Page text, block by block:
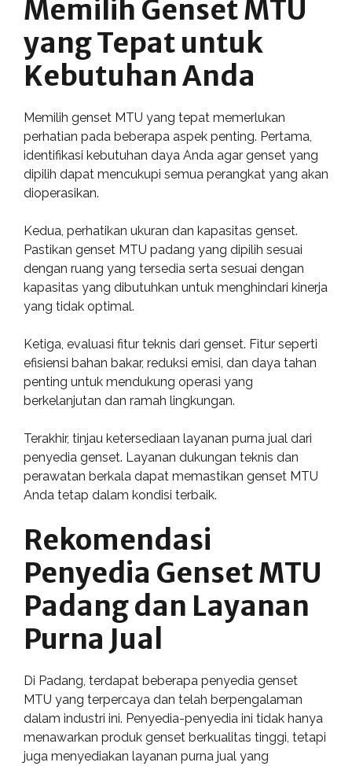
Memilih Genset MTU
yang Tepat untuk
Kebutuhan Anda
Memilih genset MTU yang tepat memerlukan
perhatian pada beberapa aspek penting. Pertama,
identifikasi kebutuhan daya Anda agar genset yang
dipilih dapat mencukupi semua perangkat yang akan
dioperasikan.
Kedua, perhatikan ukuran dan kapasitas genset.
Pastikan genset MTU padang yang dipilih sesuai
dengan ruang yang tersedia serta sesuai dengan
kapasitas yang dibutuhkan untuk menghindari kinerja
yang tidak optimal.
Ketiga, evaluasi fitur teknis dari genset. Fitur seperti
efisiensi bahan bakar, reduksi emisi, dan daya tahan
penting untuk mendukung operasi yang
berkelanjutan dan ramah lingkungan.
Terakhir, tinjau ketersediaan layanan purna jual dari
penyedia genset. Layanan dukungan teknis dan
perawatan berkala dapat memastikan genset MTU
Anda tetap dalam kondisi terbaik.
Rekomendasi
Penyedia Genset MTU
Padang dan Layanan
Purna Jual
Di Padang, terdapat beberapa penyedia genset
MTU yang terpercaya dan telah berpengalaman
dalam industri ini. Penyedia-penyedia ini tidak hanya
menawarkan produk genset berkualitas tinggi, tetapi
juga menyediakan layanan purna jual yang